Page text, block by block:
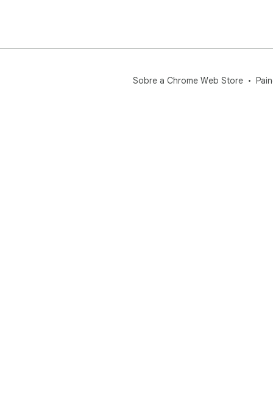
Sobre a Chrome Web Store